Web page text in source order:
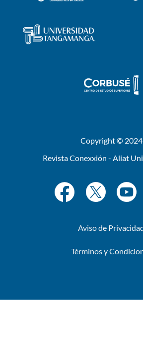
Copyright © 2024
Revista Conexxión - Aliat
Aviso de
Términos y